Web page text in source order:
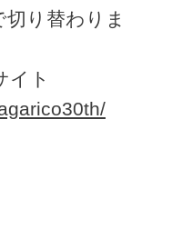
切り替わりま
イト